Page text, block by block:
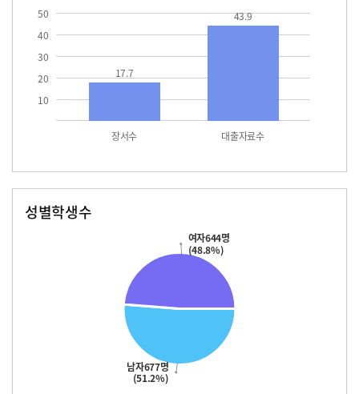
10
20
30
40
50
장서수 대출자료수
17.7
43.9
성별학생수
남자677명
(51.2%)
여자644명
(48.8%)